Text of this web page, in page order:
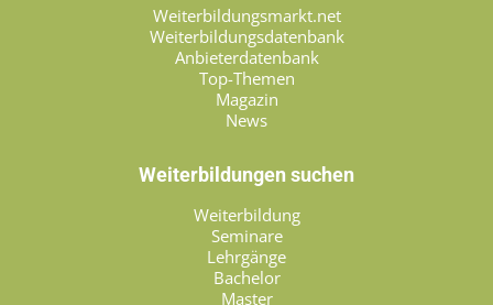
Weiterbildungsmarkt.net
Weiterbildungsdatenbank
Anbieterdatenbank
Top-Themen
Magazin
News
Weiterbildungen suchen
Weiterbildung
Seminare
Lehrgänge
Bachelor
Master